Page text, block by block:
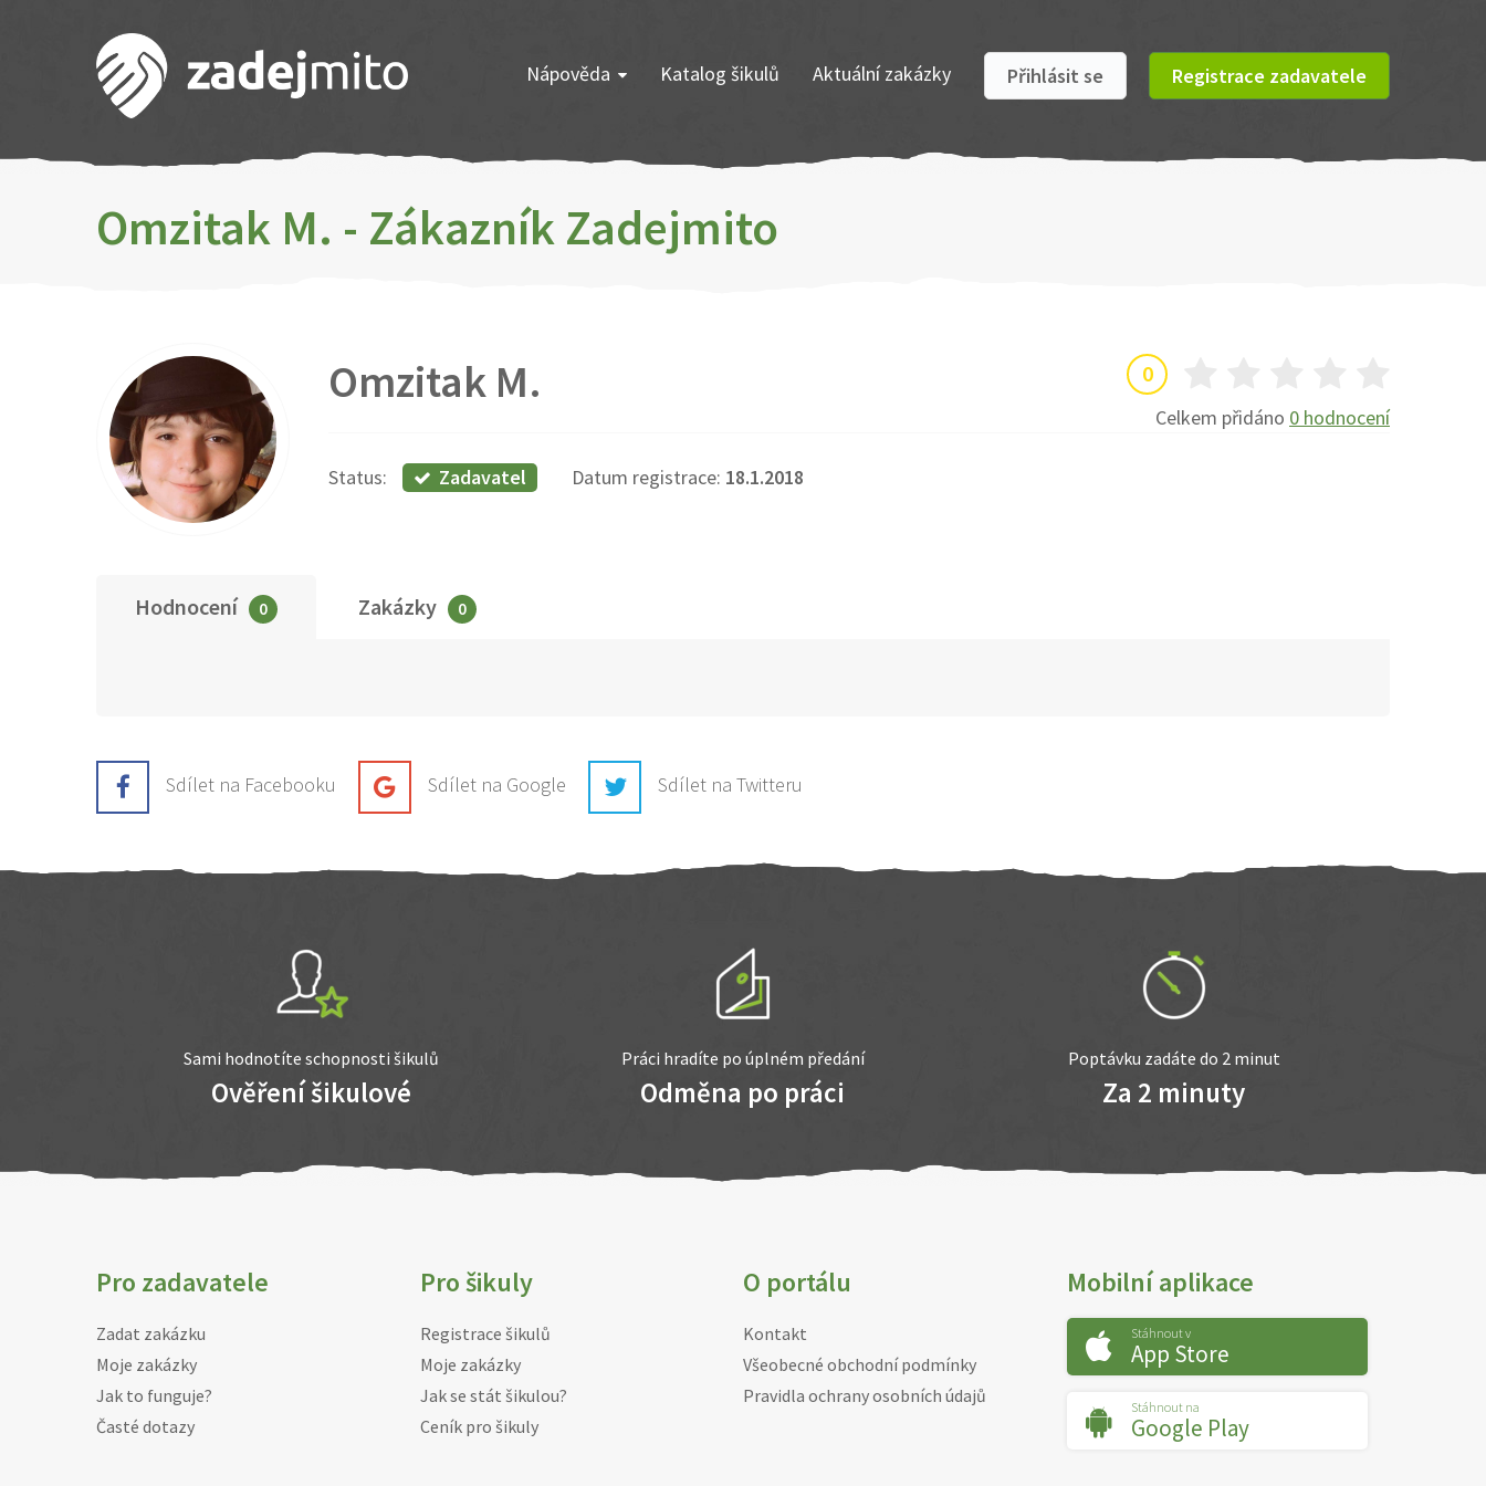
Nápověda Katalog šikulů Aktuální zakázky Přihlásit se Registrace zadavatele
Omzitak M. - Zákazník Zadejmito
0
Celkem přidáno 0 hodnocení
Omzitak M.
Status: Zadavatel Datum registrace: 18.1.2018
Hodnocení 0 Zakázky 0
Sdílet na Facebooku Sdílet na Google Sdílet na Twitteru
Sami hodnotíte schopnosti šikulů
Ověření šikulové
Práci hradíte po úplném předání
Odměna po práci
Poptávku zadáte do 2 minut
Za 2 minuty
Pro zadavatele
Zadat zakázku
Moje zakázky
Jak to funguje?
Časté dotazy
Pro šikuly
Registrace šikulů
Moje zakázky
Jak se stát šikulou?
Ceník pro šikuly
O portálu
Kontakt
Všeobecné obchodní podmínky
Pravidla ochrany osobních údajů
Mobilní aplikace
Stáhnout v
App Store
Stáhnout na
Google Play